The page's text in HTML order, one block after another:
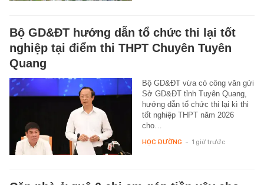
Bộ GD&ĐT hướng dẫn tổ chức thi lại tốt
nghiệp tại điểm thi THPT Chuyên Tuyên
Quang
Bộ GD&ĐT vừa có công văn gửi
Sở GD&ĐT tỉnh Tuyên Quang,
hướng dẫn tổ chức thi lại kì thi
tốt nghiệp THPT năm 2026
cho…
HỌC ĐƯỜNG - 1 giờ trước